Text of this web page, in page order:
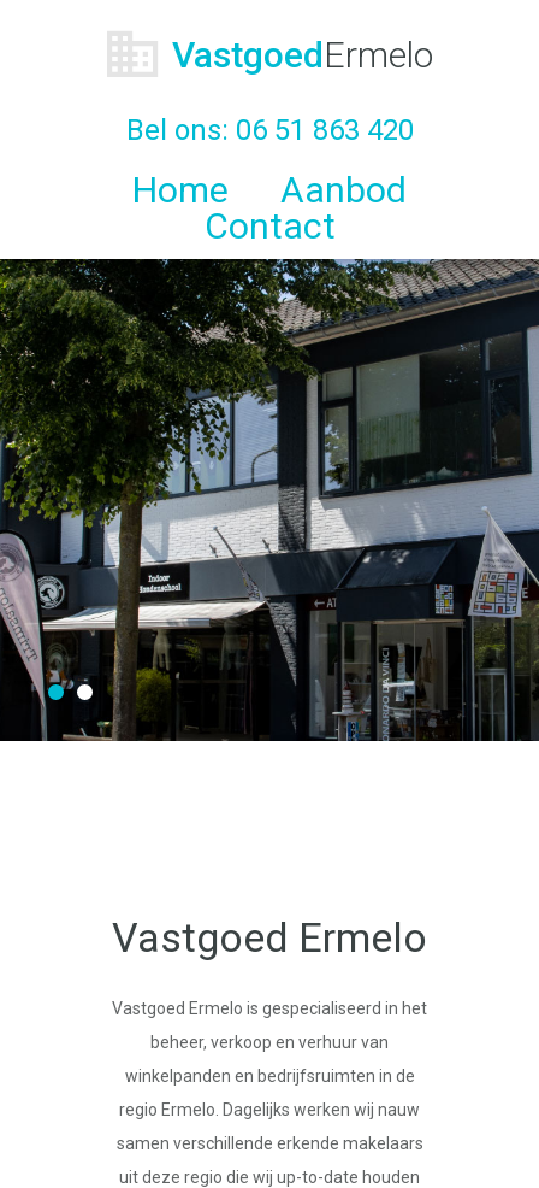
VastgoedErmelo
Bel ons: 06 51 863 420
Home
Aanbod
Contact
Vastgoed Ermelo
Vastgoed Ermelo is gespecialiseerd in het
beheer, verkoop en verhuur van
winkelpanden en bedrijfsruimten in de
regio Ermelo. Dagelijks werken wij nauw
samen verschillende erkende makelaars
uit deze regio die wij up-to-date houden